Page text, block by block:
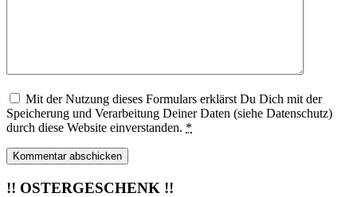
Mit der Nutzung dieses Formulars erklärst Du Dich mit der
Speicherung und Verarbeitung Deiner Daten (siehe Datenschutz)
durch diese Website einverstanden. *
!! OSTERGESCHENK !!